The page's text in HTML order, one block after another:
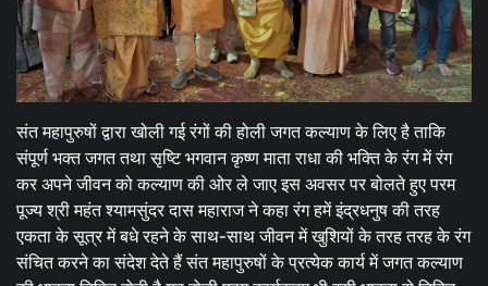
संत महापुरुषों द्वारा खोली गई रंगों की होली जगत कल्याण के लिए है ताकि
संपूर्ण भक्त जगत तथा सृष्टि भगवान कृष्ण माता राधा की भक्ति के रंग में रंग
कर अपने जीवन को कल्याण की ओर ले जाए इस अवसर पर बोलते हुए परम
पूज्य श्री महंत श्यामसुंदर दास महाराज ने कहा रंग हमें इंद्रधनुष की तरह
एकता के सूत्र में बधे रहने के साथ-साथ जीवन में खुशियों के तरह तरह के रंग
संचित करने का संदेश देते हैं संत महापुरुषों के प्रत्येक कार्य में जगत कल्याण